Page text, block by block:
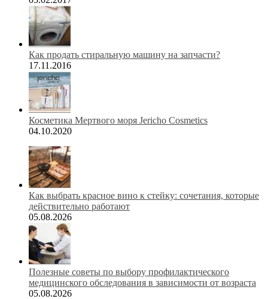
Как продать стиральную машину на запчасти?
17.11.2016
Косметика Мертвого моря Jericho Cosmetics
04.10.2020
Как выбрать красное вино к стейку: сочетания, которые
действительно работают
05.08.2026
Полезные советы по выбору профилактического
медицинского обследования в зависимости от возраста
05.08.2026